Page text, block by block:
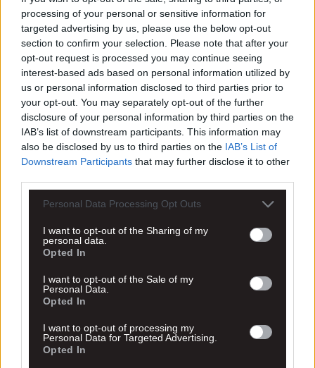
processing of your personal or sensitive information for
targeted advertising by us, please use the below opt-out
section to confirm your selection. Please note that after your
opt-out request is processed you may continue seeing
interest-based ads based on personal information utilized by
us or personal information disclosed to third parties prior to
your opt-out. You may separately opt-out of the further
disclosure of your personal information by third parties on the
IAB’s list of downstream participants. This information may
also be disclosed by us to third parties on the IAB’s List of
Downstream Participants that may further disclose it to other
Personal Data Processing Opt Outs
I want to opt-out of the Sharing of my
personal data.
Opted In
I want to opt-out of the Sale of my
Personal Data.
Opted In
I want to opt-out of processing my
Personal Data for Targeted Advertising.
Opted In